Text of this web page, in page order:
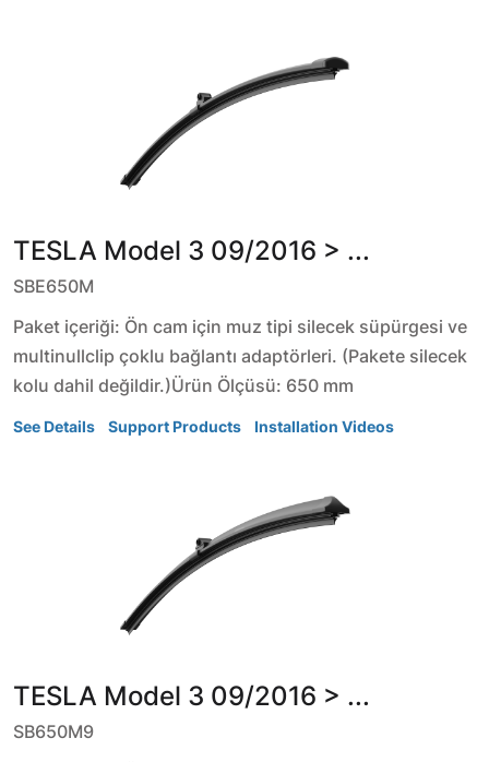
TESLA Model 3 09/2016 > ...
SBE650M
Paket içeriği: Ön cam için muz tipi silecek süpürgesi ve
multinullclip çoklu bağlantı adaptörleri. (Pakete silecek
kolu dahil değildir.)Ürün Ölçüsü: 650 mm
See Details Support Products Installation Videos
TESLA Model 3 09/2016 > ...
SB650M9